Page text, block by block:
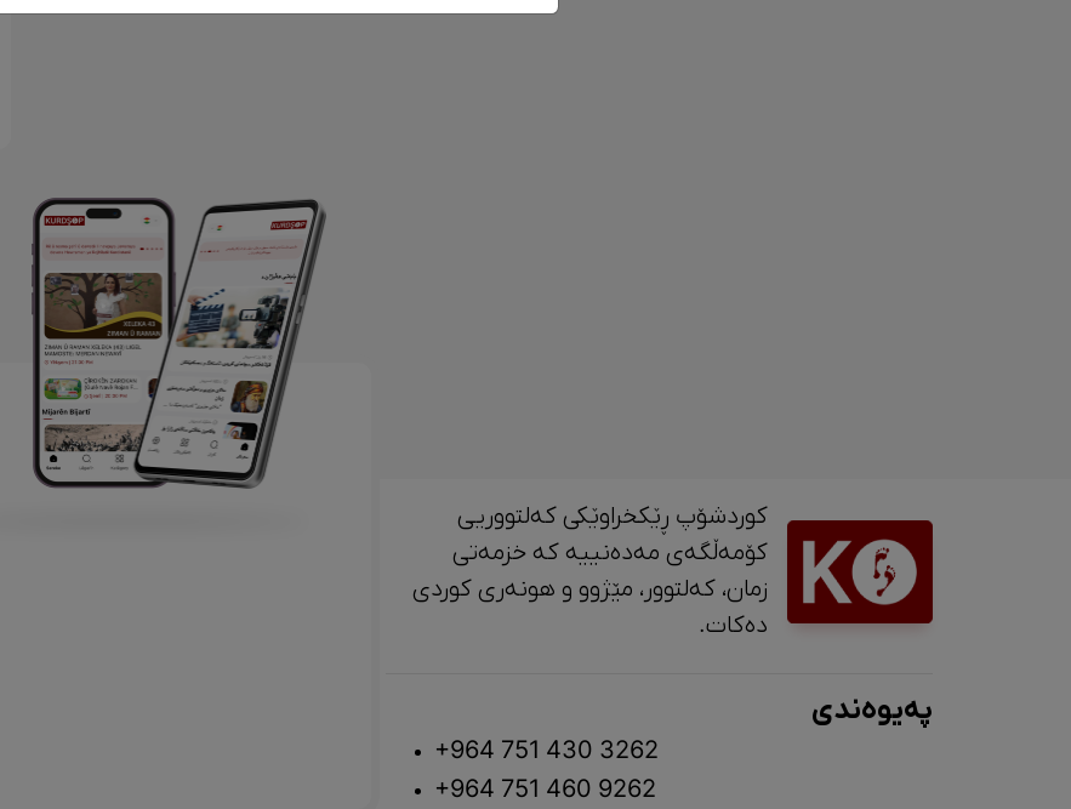
کوردشۆپ ڕێکخراوێکی کەلتووریی
کۆمەڵگەی مەدەنییە کە خزمەتی
زمان، کەلتوور، مێژوو و ‎هونەری کوردی
دەکات.
پەیوەندی
+964 751 430 3262
+964 751 460 9262